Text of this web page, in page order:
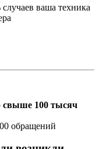
ваша техника
свыше 100 тысяч
обращений